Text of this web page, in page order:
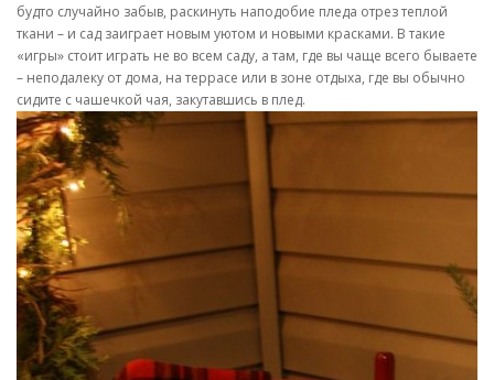
будто случайно забыв, раскинуть наподобие пледа отрез теплой
ткани – и сад заиграет новым уютом и новыми красками. В такие
«игры» стоит играть не во всем саду, а там, где вы чаще всего бываете
– неподалеку от дома, на террасе или в зоне отдыха, где вы обычно
сидите с чашечкой чая, закутавшись в плед.